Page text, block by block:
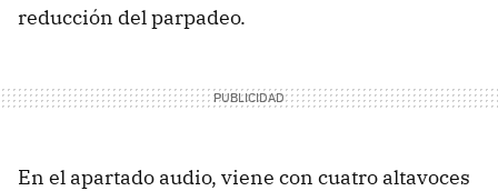
reducción del parpadeo.
En el apartado audio, viene con cuatro altavoces